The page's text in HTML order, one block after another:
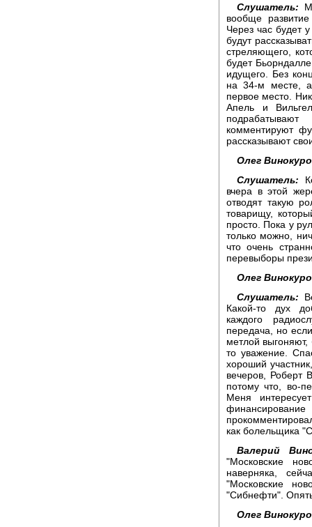
Слушатель:
вообще
Через час будет
будут
стреляющего,
будет
идущего. Без
на 34-м месте,
первое место.
Апель и
комментируют
рассказывают
Олег
Слушатель:
вчера в этой
отводят такую
товарищу,
просто. Пока у
только можно,
что очень
перевыборы
Олег
Слушатель:
Какой-то дух
каждого
передача, но
метлой
то уважение.
хороший
вечеров, Роберт
потому что, во-
Меня
как болельщика
Валерий
"Московские
наверняка,
"Московские
"Сибнефти".
Олег